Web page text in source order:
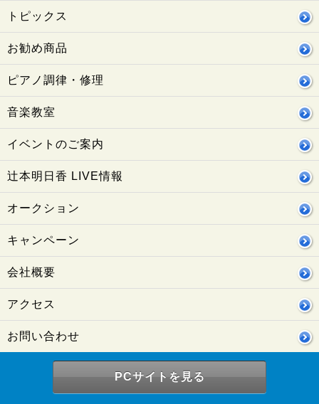
トピックス
お勧め商品
ピアノ調律・修理
音楽教室
イベントのご案内
辻本明日香 LIVE情報
オークション
キャンペーン
会社概要
アクセス
お問い合わせ
PCサイトを見る